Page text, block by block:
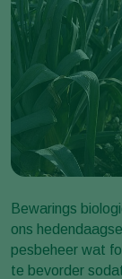
Bewarings
ons
pesbeheer wat
te bevorder